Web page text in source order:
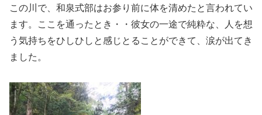
この川で、和泉式部はお参り前に体を清めたと言われてい
ます。ここを通ったとき・・彼女の一途で純粋な、人を想
う気持ちをひしひしと感じとることができて、涙が出てき
ました。